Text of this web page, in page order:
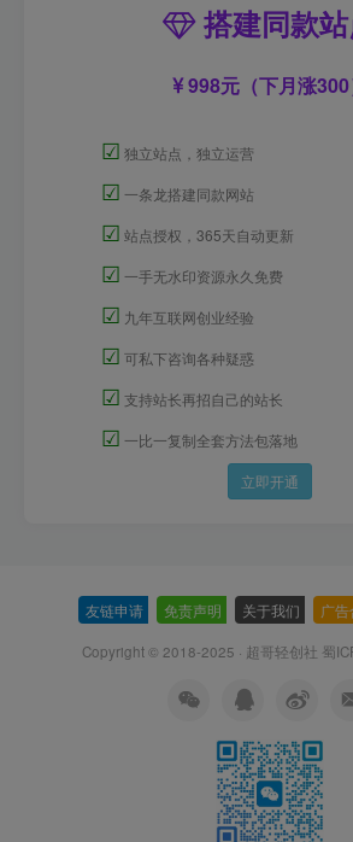
搭建同款
998元（下月涨300
☑ 独立站点，独立运营
☑ 一条龙搭建同款网站
☑ 站点授权，365天自动更新
☑ 一手无水印资源永久免费
☑ 九年互联网创业经验
☑ 可私下咨询各种疑惑
☑ 支持站长再招自己的站长
☑ 一比一复制全套方法包落地
立即开通
友链申请 免责声明 关于我们 广
Copyright © 2018-2025 · 超哥轻创社 蜀